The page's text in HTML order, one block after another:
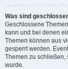
Was sind
Geschlossene
kann und bei denen
Themen können aus
gesperrt werden.
Themen zu schließen,
wurde.